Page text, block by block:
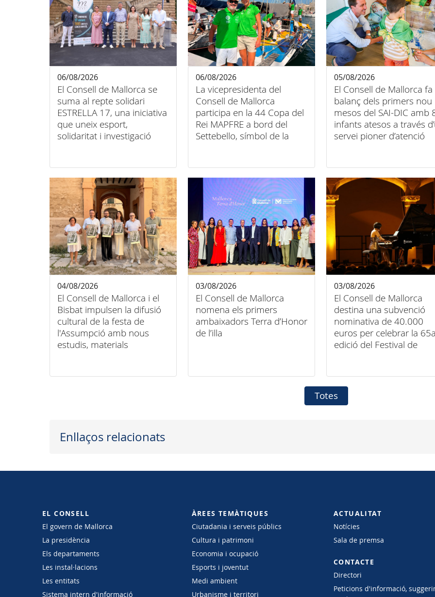
El Consell de Mallorca se
suma al repte solidari
ESTRELLA 17, una iniciativa
que uneix esport,
solidaritat i investigació
06/08/2026
La vicepresidenta del
Consell de Mallorca
participa en la 44 Copa del
Rei MAPFRE a bord del
Settebello, símbol de la
06/08/2026
El Consell de Mallorca fa
balanç dels primers nou
mesos del SAI-DIC amb
infants atesos a través
servei pioner d’atenció
05/08/2026
El Consell de Mallorca i el
Bisbat impulsen la difusió
cultural de la festa de
l'Assumpció amb nous
estudis, materials
04/08/2026
El Consell de Mallorca
nomena els primers
ambaixadors Terra d’Honor
de l’illa
03/08/2026
El Consell de Mallorca
destina una subvenció
nominativa de 40.000
euros per celebrar la 65a
edició del Festival de
03/08/2026
Totes
Enllaços relacionats
EL CONSELL
El govern de Mallorca
La presidència
Els departaments
Les instal·lacions
Les entitats
Sistema intern d'informació
ÀREES TEMÀTIQUES
Ciutadania i serveis públics
Cultura i patrimoni
Economia i ocupació
Esports i joventut
Medi ambient
Urbanisme i territori
ACTUALITAT
Notícies
Sala de premsa
CONTACTE
Directori
Peticions d'informació,